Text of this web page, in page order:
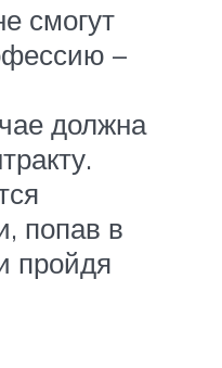
смогут
–
должна
попав в
пройдя